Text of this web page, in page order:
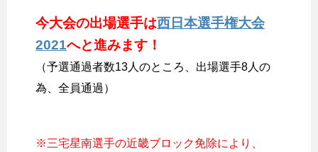
今大会の出場選手は西日本選手権大会
2021へと進みます！
（予選通過者数13人のところ、出場選手8人の
為、全員通過）
※三宅星南選手の近畿ブロック免除により、